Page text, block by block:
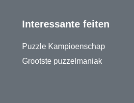
Interessante feiten
Puzzle Kampioenschap
Grootste puzzelmaniak